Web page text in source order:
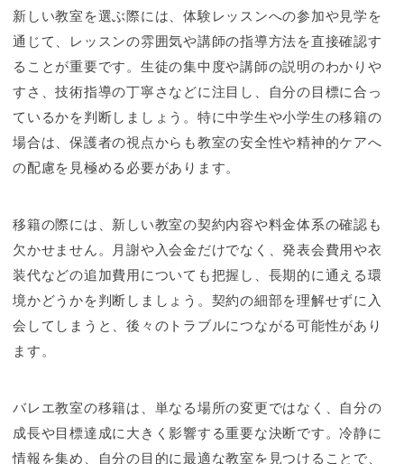
新しい教室を選ぶ際には、体験レッスンへの参加や見学を
通じて、レッスンの雰囲気や講師の指導方法を直接確認す
ることが重要です。生徒の集中度や講師の説明のわかりや
すさ、技術指導の丁寧さなどに注目し、自分の目標に合っ
ているかを判断しましょう。特に中学生や小学生の移籍の
場合は、保護者の視点からも教室の安全性や精神的ケアへ
の配慮を見極める必要があります。
移籍の際には、新しい教室の契約内容や料金体系の確認も
欠かせません。月謝や入会金だけでなく、発表会費用や衣
装代などの追加費用についても把握し、長期的に通える環
境かどうかを判断しましょう。契約の細部を理解せずに入
会してしまうと、後々のトラブルにつながる可能性があり
ます。
バレエ教室の移籍は、単なる場所の変更ではなく、自分の
成長や目標達成に大きく影響する重要な決断です。冷静に
情報を集め、自分の目的に最適な教室を見つけることで、